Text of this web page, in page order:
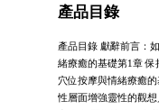
產品目錄
產品目錄 獻辭前言：
緒療癒的基礎第1章 保
穴位按摩與情緒療癒
性層面增強靈性的觀